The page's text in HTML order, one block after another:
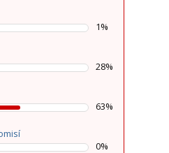
1%
28%
63%
0%